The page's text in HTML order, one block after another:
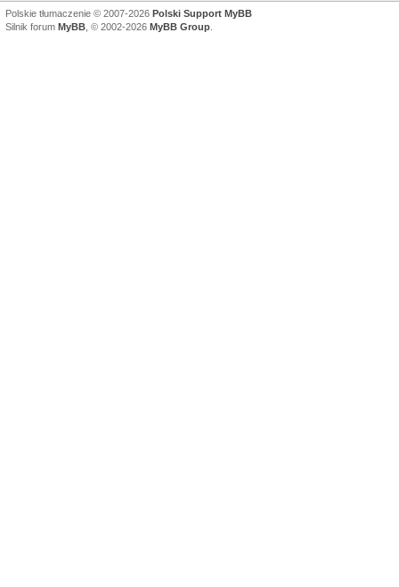
Polskie tłumaczenie © 2007-2026 Polski Support MyBB
Silnik forum MyBB , © 2002-2026 MyBB Group